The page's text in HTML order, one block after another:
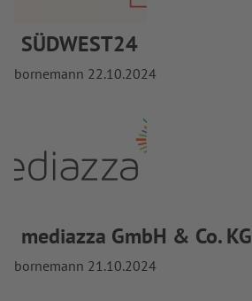
SÜDWEST24
bornemann 22.10.2024
mediazza GmbH & Co. KG
bornemann 21.10.2024